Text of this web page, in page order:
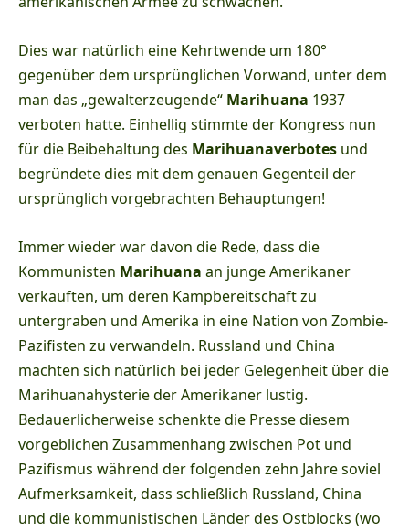
Dies war natürlich eine Kehrtwende um 180°
gegenüber dem ursprünglichen Vorwand, unter dem
man das „gewalterzeugende“ Marihuana 1937
verboten hatte. Einhellig stimmte der Kongress nun
für die Beibehaltung des Marihuanaverbotes und
begründete dies mit dem genauen Gegenteil der
ursprünglich vorgebrachten Behauptungen!
Immer wieder war davon die Rede, dass die
Kommunisten Marihuana an junge Amerikaner
verkauften, um deren Kampbereitschaft zu
untergraben und Amerika in eine Nation von Zombie-
Pazifisten zu verwandeln. Russland und China
machten sich natürlich bei jeder Gelegenheit über die
Marihuanahysterie der Amerikaner lustig.
Bedauerlicherweise schenkte die Presse diesem
vorgeblichen Zusammenhang zwischen Pot und
Pazifismus während der folgenden zehn Jahre soviel
Aufmerksamkeit, dass schließlich Russland, China
und die kommunistischen Länder des Ostblocks (wo